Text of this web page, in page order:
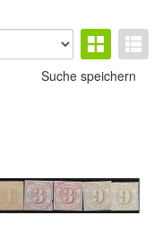
Suche speichern